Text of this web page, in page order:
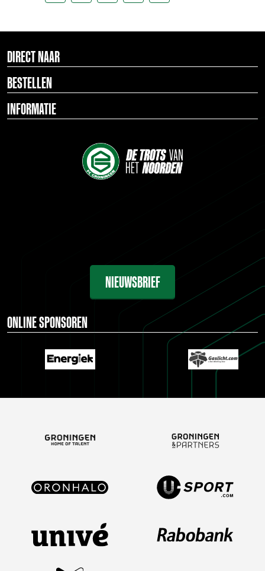
DIRECT NAAR
BESTELLEN
INFORMATIE
NIEUWSBRIEF
ONLINE SPONSOREN